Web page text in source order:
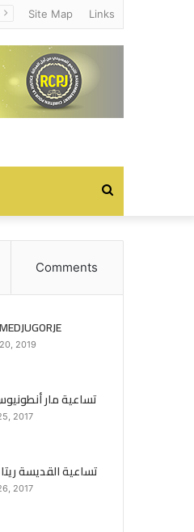
Site Map Links
Search
for
Comments
2019
تساعية مار
2017
تساعية القديسة
2017